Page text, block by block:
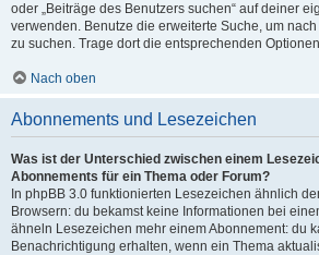
oder „Beiträge des Benutzers suchen“ auf deiner
verwenden. Benutze die erweiterte Suche, um
zu suchen. Trage dort die entsprechenden
Nach oben
Abonnements und Lesezeichen
Was ist der Unterschied zwischen einem
Abonnements für ein Thema oder Forum?
In phpBB 3.0 funktionierten Lesezeichen ähnlich
Browsern: du bekamst keine Informationen bei
ähneln Lesezeichen mehr einem Abonnement: du
Benachrichtigung erhalten, wenn ein Thema